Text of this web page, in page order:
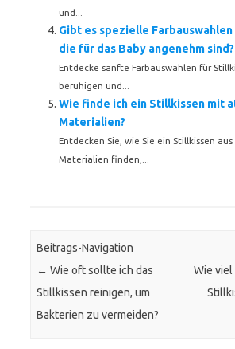
und...
Gibt es spezielle
die für das Baby angenehm sind?
Entdecke sanfte Farbauswahlen für
beruhigen und...
Wie finde ich ein Stillkissen mit
Materialien?
Entdecken Sie, wie Sie ein Stillkissen
Materialien finden,...
Beitrags-Navigation
← Wie oft sollte ich das
Stillkissen reinigen, um
Bakterien zu vermeiden?
Wie viel